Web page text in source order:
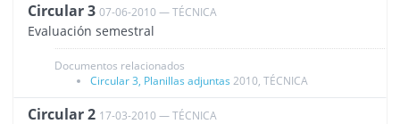
Circular 3 07-06-2010 — TÉCNICA
Evaluación semestral
Documentos relacionados
Circular 3, Planillas adjuntas 2010, TÉCNICA
Circular 2 17-03-2010 — TÉCNICA